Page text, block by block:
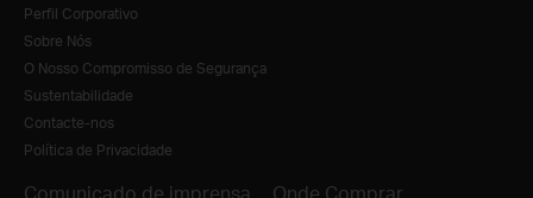
Perfil Corporativo
Sobre Nós
O Nosso Compromisso de Segurança
Sustentabilidade
Contacte-nos
Política de Privacidade
Comunicado de imprensa Onde Comprar